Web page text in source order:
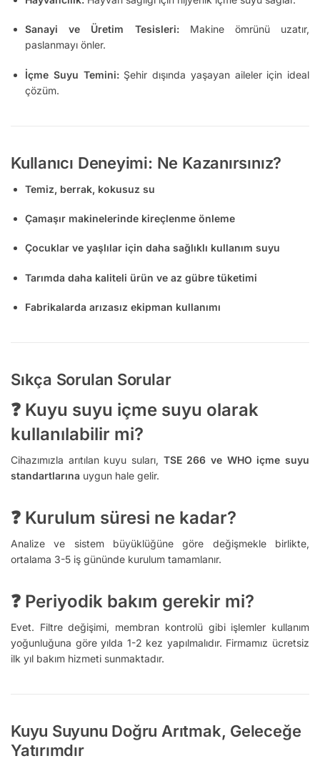
Sanayi ve Üretim Tesisleri:Makine ömrünü uzatır,
paslanmayı önler.
İçme Suyu Temini:Şehir dışında yaşayan aileler için ideal
çözüm.
Kullanıcı Deneyimi: Ne Kazanırsınız?
Temiz, berrak, kokusuz su
Çamaşır makinelerinde kireçlenme önleme
Çocuklar ve yaşlılar için daha sağlıklı kullanım suyu
Tarımda daha kaliteli ürün ve az gübre tüketimi
Fabrikalarda arızasız ekipman kullanımı
Sıkça Sorulan Sorular
❓ Kuyu suyu içme suyu olarak
kullanılabilir mi?
Cihazımızla arıtılan kuyu suları, TSE 266 ve WHO içme suyu
standartlarına uygun hale gelir.
❓ Kurulum süresi ne kadar?
Analize ve sistem büyüklüğüne göre değişmekle birlikte,
ortalama 3-5 iş gününde kurulum tamamlanır.
❓ Periyodik bakım gerekir mi?
Evet. Filtre değişimi, membran kontrolü gibi işlemler kullanım
yoğunluğuna göre yılda 1-2 kez yapılmalıdır. Firmamız ücretsiz
ilk yıl bakım hizmeti sunmaktadır.
Kuyu Suyunu Doğru Arıtmak, Geleceğe
Yatırımdır